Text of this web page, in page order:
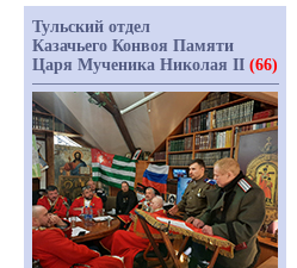
Тульский отдел
Казачьего Конвоя Памяти
Царя Мученика Николая II (66)